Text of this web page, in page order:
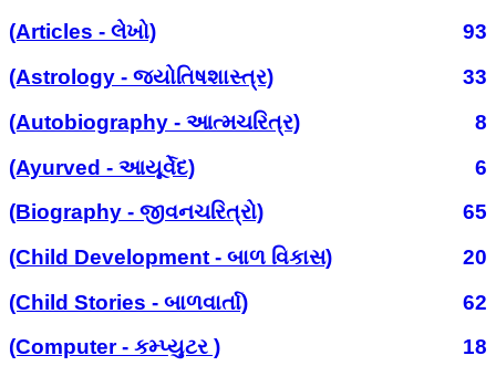
(Articles - લેખો)
93
(Astrology - જ્યોતિષશાસ્ત્ર)
33
(Autobiography - આત્મચરિત્ર)
8
(Ayurved - આયૂર્વેદ)
6
(Biography - જીવનચરિત્રો)
65
(Child Development - બાળ વિકાસ)
20
(Child Stories - બાળવાર્તા)
62
(Computer - કમ્પ્યુટર )
18